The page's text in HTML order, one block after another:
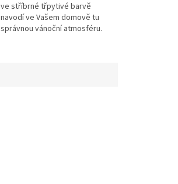
ve stříbrné třpytivé barvě
navodí ve Vašem domově tu
správnou vánoční atmosféru.